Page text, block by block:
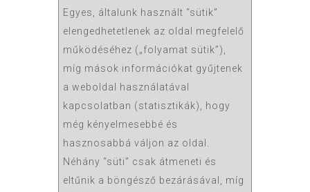
Egyes, általunk használt “sütik”
elengedhetetlenek az oldal megfelelő
működéséhez („folyamat sütik”),
míg mások információkat gyűjtenek
a weboldal használatával
kapcsolatban (statisztikák), hogy
még kényelmesebbé és
hasznosabbá váljon az oldal.
Néhány “süti” csak átmeneti és
eltűnik a böngésző bezárásával, míg